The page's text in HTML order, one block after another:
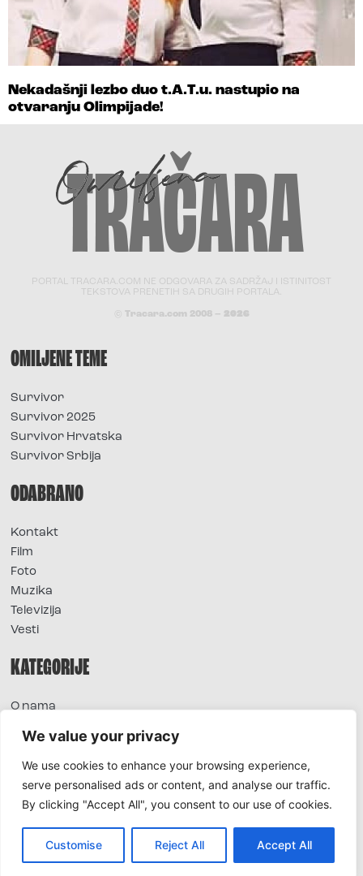
We value your privacy
We use cookies to enhance your browsing experience,
serve personalised ads or content, and analyse our traffic.
By clicking "Accept All", you consent to our use of cookies.
Customise Reject All Accept All
Nekadašnji lezbo duo t.A.T.u. nastupio na
otvaranju Olimpijade!
PORTAL TRACARA.COM NE ODGOVARA ZA SADRŽAJ I ISTINITOST
TEKSTOVA PRENETIH SA DRUGIH PORTALA.
© Tracara.com 2008 – 2026
OMILJENE TEME
Survivor
Survivor 2025
Survivor Hrvatska
Survivor Srbija
ODABRANO
Kontakt
Film
Foto
Muzika
Televizija
Vesti
KATEGORIJE
O nama
Extra
Foto
Moda
TV
Horoskop